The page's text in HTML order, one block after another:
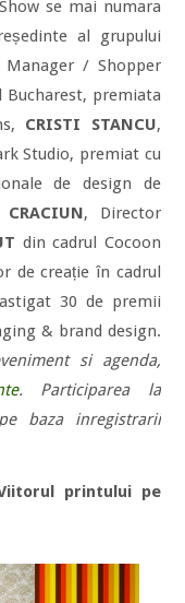
se mai numara
al grupului
Manager / Shopper
premiata
CRISTI STANCU,
Studio, premiat cu
de design de
CRACIUN, Director
din cadrul Cocoon
de creație în cadrul
30 de premii
& brand design.
si agenda,
. Participarea la
baza inregistrarii
printului pe